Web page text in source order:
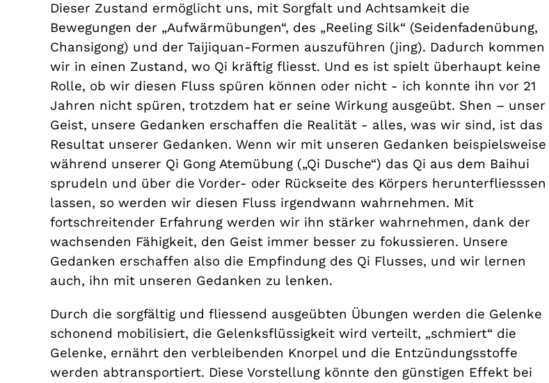
Dieser Zustand ermöglicht uns, mit Sorgfalt und Achtsamkeit die
Bewegungen der „Aufwärmübungen“, des „Reeling Silk“ (Seidenfadenübung,
Chansigong) und der Taijiquan-Formen auszuführen (jing). Dadurch kommen
wir in einen Zustand, wo Qi kräftig fliesst. Und es ist spielt überhaupt keine
Rolle, ob wir diesen Fluss spüren können oder nicht - ich konnte ihn vor 21
Jahren nicht spüren, trotzdem hat er seine Wirkung ausgeübt. Shen – unser
Geist, unsere Gedanken erschaffen die Realität - alles, was wir sind, ist das
Resultat unserer Gedanken. Wenn wir mit unseren Gedanken beispielsweise
während unserer Qi Gong Atemübung („Qi Dusche“) das Qi aus dem Baihui
sprudeln und über die Vorder- oder Rückseite des Körpers herunterfliesssen
lassen, so werden wir diesen Fluss irgendwann wahrnehmen. Mit
fortschreitender Erfahrung werden wir ihn stärker wahrnehmen, dank der
wachsenden Fähigkeit, den Geist immer besser zu fokussieren. Unsere
Gedanken erschaffen also die Empfindung des Qi Flusses, und wir lernen
auch, ihn mit unseren Gedanken zu lenken.
Durch die sorgfältig und fliessend ausgeübten Übungen werden die Gelenke
schonend mobilisiert, die Gelenksflüssigkeit wird verteilt, „schmiert“ die
Gelenke, ernährt den verbleibenden Knorpel und die Entzündungsstoffe
werden abtransportiert. Diese Vorstellung könnte den günstigen Effekt bei